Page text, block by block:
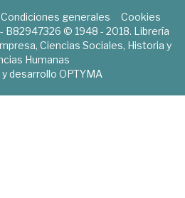
Condiciones generales
Cookies
B82947326 © 1948 - 2018. Librería
Ciencias Sociales, Historia y
Humanas
desarrollo OPTYMA